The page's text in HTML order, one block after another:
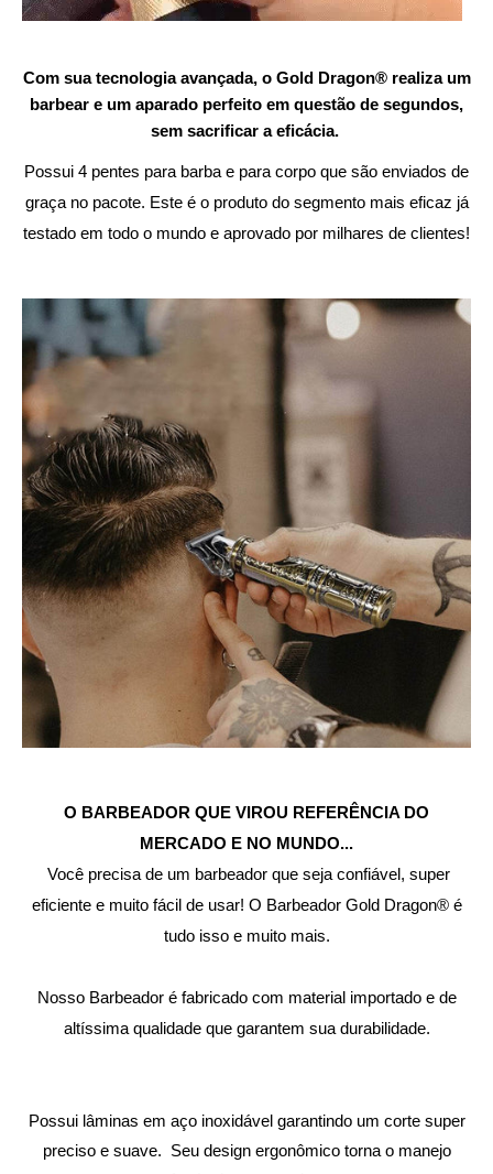
Com sua tecnologia avançada, o Gold Dragon® realiza um
barbear e um aparado perfeito em questão de segundos,
sem sacrificar a eficácia.
Possui 4 pentes para barba e para corpo que são enviados de
graça no pacote. Este é o produto do segmento mais eficaz já
testado em todo o mundo e aprovado por milhares de clientes!
O BARBEADOR QUE VIROU REFERÊNCIA DO
MERCADO E NO MUNDO...
Você precisa de um barbeador que seja confiável, super
eficiente e muito fácil de usar! O Barbeador Gold Dragon® é
tudo isso e muito mais.
Nosso Barbeador é fabricado com material importado e de
altíssima qualidade que garantem sua durabilidade.
Possui lâminas em aço inoxidável garantindo um corte super
preciso e suave. Seu design ergonômico torna o manejo